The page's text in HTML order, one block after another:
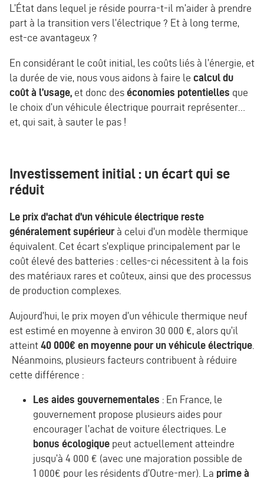
L’État dans lequel je réside pourra-t-il m’aider à prendre
part à la transition vers l’électrique ? Et à long terme,
est-ce avantageux ?
En considérant le coût initial, les coûts liés à l’énergie, et
la durée de vie, nous vous aidons à faire le calcul du
coût à l’usage, et donc des économies potentielles que
le choix d’un véhicule électrique pourrait représenter…
et, qui sait, à sauter le pas !
Investissement initial : un écart qui se
réduit
Le prix d'achat d'un véhicule électrique reste
généralement supérieurà celui d'un modèle thermique
équivalent. Cet écart s'explique principalement par le
coût élevé des batteries : celles-ci nécessitent à la fois
des matériaux rares et coûteux, ainsi que des processus
de production complexes.
Aujourd’hui, le prix moyen d’un véhicule thermique neuf
est estimé en moyenne à environ 30 000 €, alors qu’il
atteint 40 000€ en moyenne pour un véhicule électrique
Néanmoins, plusieurs facteurs contribuent à réduire
cette différence :
Les aides gouvernementales : En France, le
gouvernement propose plusieurs aides pour
encourager l’achat de voiture électriques. Le
bonus écologique peut actuellement atteindre
jusqu’à 4 000 € (avec une majoration possible de
1 000€ pour les résidents d’Outre-mer). La prime à